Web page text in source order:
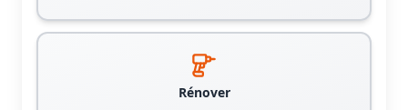
Rénover